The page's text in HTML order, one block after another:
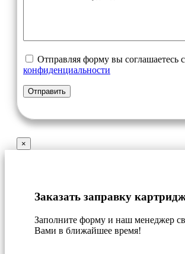
Отправляя форму вы соглашаетесь с
конфиденциальности
×
Заказать заправку
Заполните форму и наш менеджер
Вами в ближайшее время!